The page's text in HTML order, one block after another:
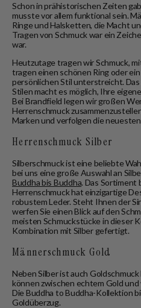
Schon in prähistorischen Zeiten
musste vor allem funktional sein.
Ringe und Halsketten, die Macht
Tragen von Schmuck war ein
war.
Heutzutage tragen wir Schmuck,
tragen einen schönen Ring oder
persönlichen Stil unterstreicht.
Stilen macht es möglich, Ihre
Bei Brandfield legen wir großen
Herrenschmuck
Marken und verfolgen die
Herrenschmuck Silber
Silberschmuck ist eine beliebte
bei uns eine große Auswahl an
Buddha bis Buddha. Das Sortiment
Herrenschmuck hat einzigartige
robustem Leder. Steht Ihnen der
werfen Sie einen Blick auf den
meisten Schmuckstücke in dieser
Kombination mit Silber gefertigt.
Männerschmuck Gold
Neben Silber ist auch
können zwischen echtem Gold
Die Buddha to Buddha-Kollektion
Goldüberzug.